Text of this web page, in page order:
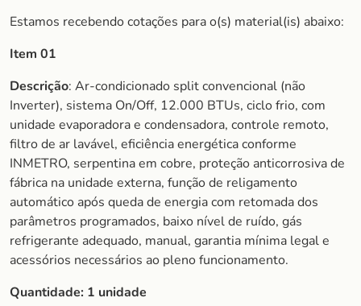
Estamos recebendo cotações para o(s) material(is) abaixo:
Item 01
Descrição: Ar-condicionado split convencional (não
Inverter), sistema On/Off, 12.000 BTUs, ciclo frio, com
unidade evaporadora e condensadora, controle remoto,
filtro de ar lavável, eficiência energética conforme
INMETRO, serpentina em cobre, proteção anticorrosiva de
fábrica na unidade externa, função de religamento
automático após queda de energia com retomada dos
parâmetros programados, baixo nível de ruído, gás
refrigerante adequado, manual, garantia mínima legal e
acessórios necessários ao pleno funcionamento.
Quantidade: 1 unidade